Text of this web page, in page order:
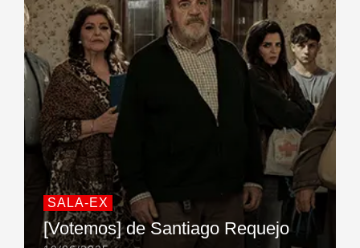
SALA-EX
[Votemos] de Santiago Requejo